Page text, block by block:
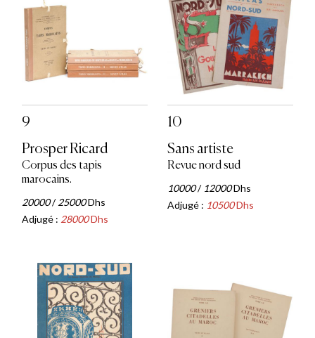
9
Prosper Ricard
Corpus des tapis
marocains.
20000/25000Dhs
Adjugé : 28000Dhs
10
Sans artiste
Revue nord sud
10000/ 12000Dhs
Adjugé : 10500Dhs